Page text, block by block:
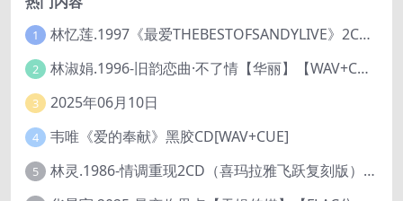
1 林忆莲.1997《最爱THEBESTOFSANDYLIVE》2CD【滚石】
2 林淑娟.1996-旧韵恋曲·不了情【华丽】【WAV+CUE】
3 2025年06月10日
4 韦唯《爱的奉献》黑胶CD[WAV+CUE]
5 林灵.1986-情调重现2CD（喜玛拉雅飞跃复刻版）【海丽】